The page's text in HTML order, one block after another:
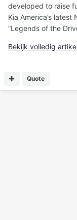
developed to raise
Kia America’s
“Legends of the
Bekijk volledig
Quote